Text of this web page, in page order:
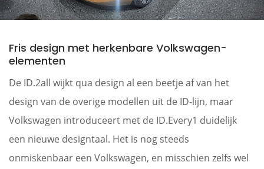
Fris design met herkenbare Volkswagen-
elementen
De ID.2all wijkt qua design al een beetje af van het
design van de overige modellen uit de ID-lijn, maar
Volkswagen introduceert met de ID.Every1 duidelijk
een nieuwe designtaal. Het is nog steeds
onmiskenbaar een Volkswagen, en misschien zelfs wel